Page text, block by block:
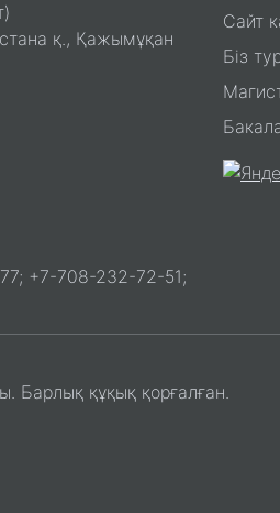
қ., Қажымұқан
+7-708-232-72-51;
Сайт
Біз
Барлық құқық қорғалған.